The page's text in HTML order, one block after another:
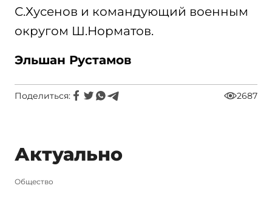
С.Хусенов и командующий военным
округом Ш.Норматов.
Эльшан Рустамов
Поделиться: 2687
Актуально
Общество